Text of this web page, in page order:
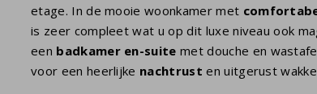
etage. In de mooie woonkamer met
is zeer compleet wat u op dit luxe niveau ook
een badkamer en-suite met douche en
voor een heerlijke nachtrust en uitgerust